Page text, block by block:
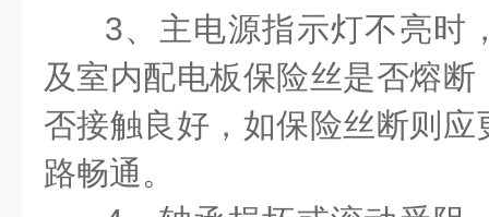
3、主电源指示灯不亮时
及室内配电板保险丝是否熔
否接触良好，如保险丝断则
路畅通。